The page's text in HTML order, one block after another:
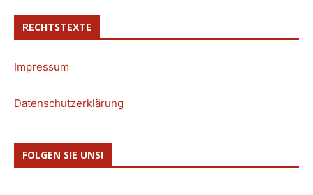
RECHTSTEXTE
Impressum
Datenschutzerklärung
FOLGEN SIE UNS!